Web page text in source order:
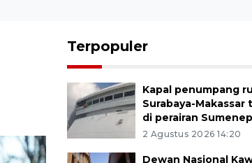
Terpopuler
Kapal penumpang
Surabaya-Makassar
di perairan Sumenep
2 Agustus 2026 14:20
Dewan Nasional